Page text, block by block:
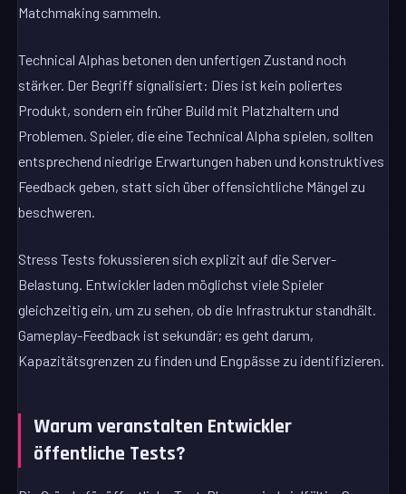
Matchmaking sammeln.
Technical Alphas betonen den unfertigen Zustand noch
stärker. Der Begriff signalisiert: Dies ist kein poliertes
Produkt, sondern ein früher Build mit Platzhaltern und
Problemen. Spieler, die eine Technical Alpha spielen, sollten
entsprechend niedrige Erwartungen haben und konstruktives
Feedback geben, statt sich über offensichtliche Mängel zu
beschweren.
Stress Tests fokussieren sich explizit auf die Server-
Belastung. Entwickler laden möglichst viele Spieler
gleichzeitig ein, um zu sehen, ob die Infrastruktur standhält.
Gameplay-Feedback ist sekundär; es geht darum,
Kapazitätsgrenzen zu finden und Engpässe zu identifizieren.
Warum veranstalten Entwickler
öffentliche Tests?